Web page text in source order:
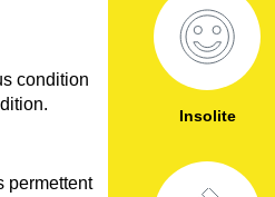
condition
permettent
Insolite